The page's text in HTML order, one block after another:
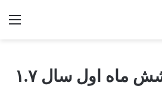
کشاورزی در شش ماه اول سال ۱.۷